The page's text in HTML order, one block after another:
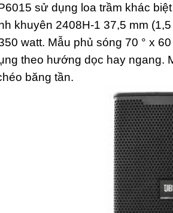
sử dụng loa trầm khác
khuyên 2408H-1 37,5 mm
watt. Mẫu phủ sóng 70 ° x
theo hướng dọc hay ngang.
băng tần.